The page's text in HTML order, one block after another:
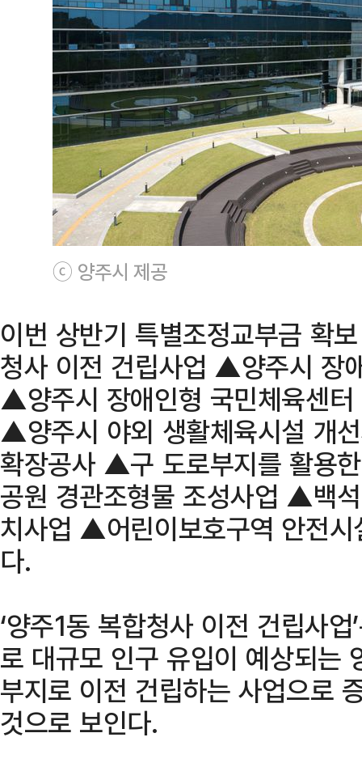
ⓒ 양주시 제공
이번 상반기 특별조정교부금 확
청사 이전 건립사업 ▲양주시 장
▲양주시 장애인형 국민체육센
▲양주시 야외 생활체육시설 개
확장공사 ▲구 도로부지를 활용
공원 경관조형물 조성사업 ▲백
치사업 ▲어린이보호구역 안전
다.
‘양주1동 복합청사 이전 건립사
로 대규모 인구 유입이 예상되는
부지로 이전 건립하는 사업으로
것으로 보인다.